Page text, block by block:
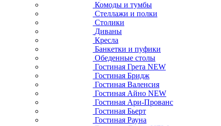
Комоды и тумбы
Стеллажи и полки
Столики
Диваны
Кресла
Банкетки и пуфики
Обеденные столы
Гостиная Грета NEW
Гостиная Бридж
Гостиная Валенсия
Гостиная Айно NEW
Гостиная Ари-Прованс
Гостиная Бьерт
Гостиная Рауна